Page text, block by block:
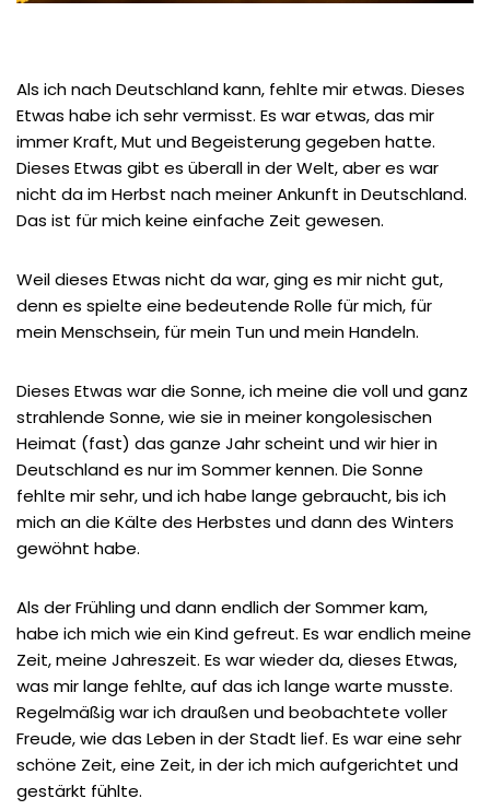
Als ich nach Deutschland kann, fehlte mir etwas. Dieses
Etwas habe ich sehr vermisst. Es war etwas, das mir
immer Kraft, Mut und Begeisterung gegeben hatte.
Dieses Etwas gibt es überall in der Welt, aber es war
nicht da im Herbst nach meiner Ankunft in Deutschland.
Das ist für mich keine einfache Zeit gewesen.
Weil dieses Etwas nicht da war, ging es mir nicht gut,
denn es spielte eine bedeutende Rolle für mich, für
mein Menschsein, für mein Tun und mein Handeln.
Dieses Etwas war die Sonne, ich meine die voll und ganz
strahlende Sonne, wie sie in meiner kongolesischen
Heimat (fast) das ganze Jahr scheint und wir hier in
Deutschland es nur im Sommer kennen. Die Sonne
fehlte mir sehr, und ich habe lange gebraucht, bis ich
mich an die Kälte des Herbstes und dann des Winters
gewöhnt habe.
Als der Frühling und dann endlich der Sommer kam,
habe ich mich wie ein Kind gefreut. Es war endlich meine
Zeit, meine Jahreszeit. Es war wieder da, dieses Etwas,
was mir lange fehlte, auf das ich lange warte musste.
Regelmäßig war ich draußen und beobachtete voller
Freude, wie das Leben in der Stadt lief. Es war eine sehr
schöne Zeit, eine Zeit, in der ich mich aufgerichtet und
gestärkt fühlte.